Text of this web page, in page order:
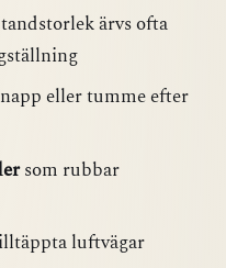
ärvs ofta
eller tumme efter
som rubbar
luftvägar